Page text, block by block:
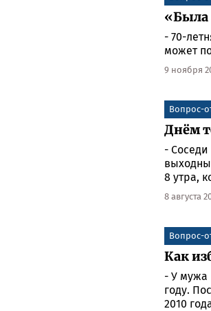
«Была
- 70-
может
9 ноября
Вопрос-
Днём
-
8 утра,
8 августа
Вопрос-
Как
- У мужа
году.
2010